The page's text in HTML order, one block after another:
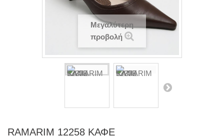
Μεγαλύτερη
προβολή
RAMARIM 12258 ΚΑΦΕ